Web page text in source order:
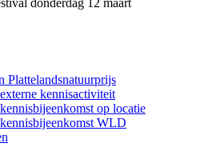
donderdag 12 maart
Plattelandsnatuurprijs
kennisactiviteit
op locatie
WLD